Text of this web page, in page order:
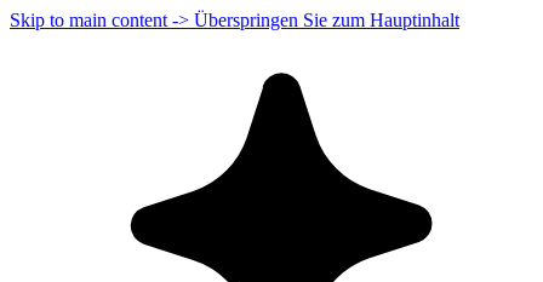
Skip to main content -> Überspringen Sie zum Hauptinhalt